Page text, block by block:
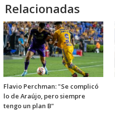
Relacionadas
Flavio Perchman: "Se complicó
lo de Araújo, pero siempre
tengo un plan B"